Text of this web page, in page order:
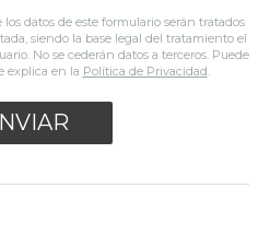
datos de este formulario serán tratados
siendo la base legal del tratamiento el
No se cederán datos a terceros. Puede
explica en la Política de Privacidad.